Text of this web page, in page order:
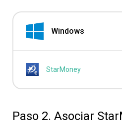
Windows
StarMoney
Paso 2. Asociar